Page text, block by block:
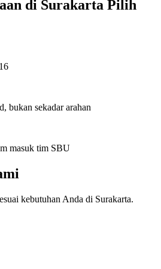
di Surakarta Pilih
bukan sekadar arahan
masuk tim SBU
kebutuhan Anda di Surakarta.